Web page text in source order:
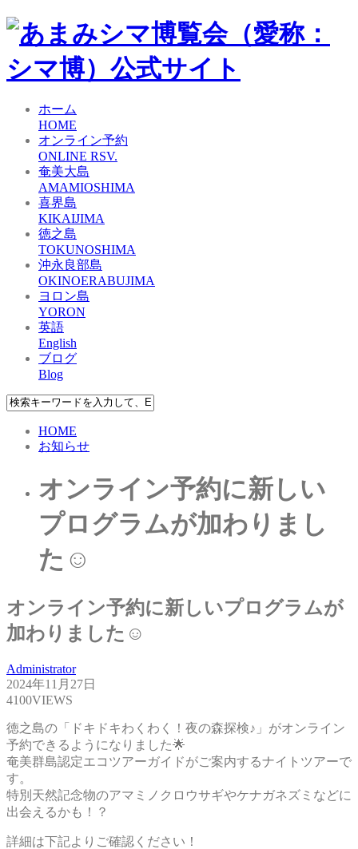
ホーム
HOME
オンライン予約
ONLINE RSV.
奄美大島
AMAMIOSHIMA
喜界島
KIKAIJIMA
徳之島
TOKUNOSHIMA
沖永良部島
OKINOERABUJIMA
ヨロン島
YORON
英語
English
ブログ
Blog
HOME
お知らせ
オンライン予約に新しい
プログラムが加わりまし
た☺
オンライン予約に新しいプログラムが
加わりました☺
Administrator
2024年11月27日
4100VIEWS
徳之島の「ドキドキわくわく！夜の森探検♪」がオンライン
予約できるようになりました🌟
奄美群島認定エコツアーガイドがご案内するナイトツアーで
す。
特別天然記念物のアマミノクロウサギやケナガネズミなどに
出会えるかも！？
詳細は下記よりご確認ください！